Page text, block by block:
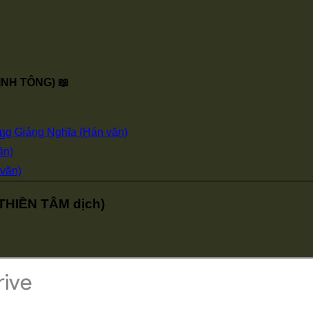
TÔNG) 📖
Giảng Nghĩa (Hán văn)
TÂM dịch)